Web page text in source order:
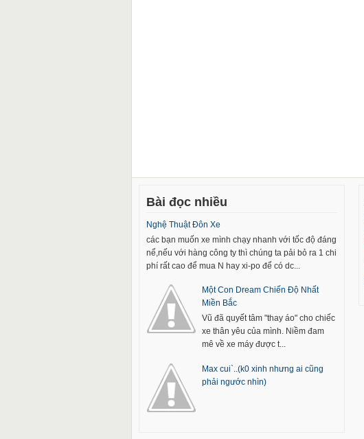
Bài đọc nhiều
Nghệ Thuật Đôn Xe
các bạn muốn xe mình chạy nhanh với tốc độ đáng
nể,nếu với hàng công ty thì chúng ta pải bỏ ra 1 chi
phí rất cao để mua N hay xi-po để có dc...
Một Con Dream Chiến Độ Nhất
Miền Bắc
Vũ đã quyết tâm "thay áo" cho chiếc
xe thân yêu của mình. Niềm đam
mê về xe máy được t...
Max cui`..(k0 xinh nhưng ai cũng
phải ngước nhìn)